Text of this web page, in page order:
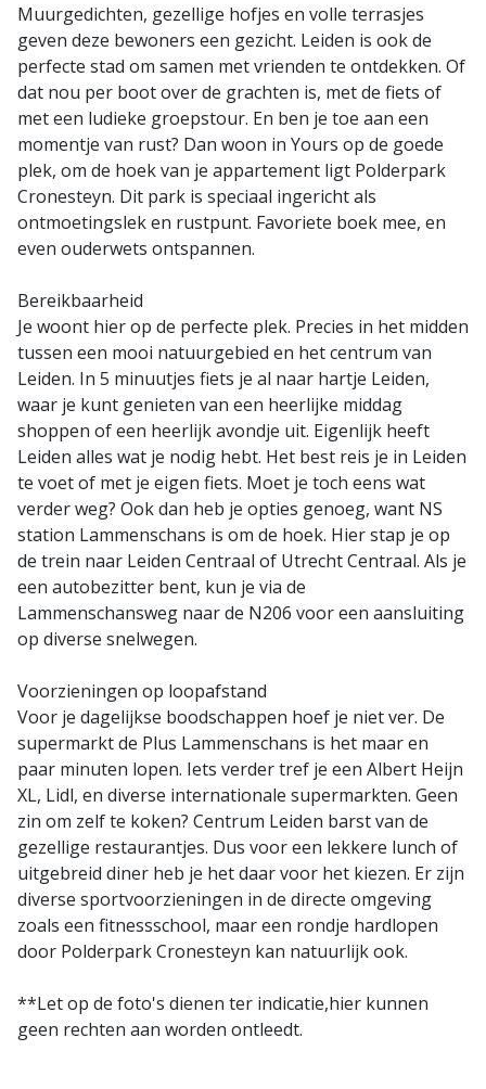
Muurgedichten, gezellige hofjes en volle terrasjes
geven deze bewoners een gezicht. Leiden is ook de
perfecte stad om samen met vrienden te ontdekken. Of
dat nou per boot over de grachten is, met de fiets of
met een ludieke groepstour. En ben je toe aan een
momentje van rust? Dan woon in Yours op de goede
plek, om de hoek van je appartement ligt Polderpark
Cronesteyn. Dit park is speciaal ingericht als
ontmoetingslek en rustpunt. Favoriete boek mee, en
even ouderwets ontspannen.
Bereikbaarheid
Je woont hier op de perfecte plek. Precies in het midden
tussen een mooi natuurgebied en het centrum van
Leiden. In 5 minuutjes fiets je al naar hartje Leiden,
waar je kunt genieten van een heerlijke middag
shoppen of een heerlijk avondje uit. Eigenlijk heeft
Leiden alles wat je nodig hebt. Het best reis je in Leiden
te voet of met je eigen fiets. Moet je toch eens wat
verder weg? Ook dan heb je opties genoeg, want NS
station Lammenschans is om de hoek. Hier stap je op
de trein naar Leiden Centraal of Utrecht Centraal. Als je
een autobezitter bent, kun je via de
Lammenschansweg naar de N206 voor een aansluiting
op diverse snelwegen.
Voorzieningen op loopafstand
Voor je dagelijkse boodschappen hoef je niet ver. De
supermarkt de Plus Lammenschans is het maar en
paar minuten lopen. Iets verder tref je een Albert Heijn
XL, Lidl, en diverse internationale supermarkten. Geen
zin om zelf te koken? Centrum Leiden barst van de
gezellige restaurantjes. Dus voor een lekkere lunch of
uitgebreid diner heb je het daar voor het kiezen. Er zijn
diverse sportvoorzieningen in de directe omgeving
zoals een fitnessschool, maar een rondje hardlopen
door Polderpark Cronesteyn kan natuurlijk ook.
**Let op de foto's dienen ter indicatie,hier kunnen
geen rechten aan worden ontleedt.